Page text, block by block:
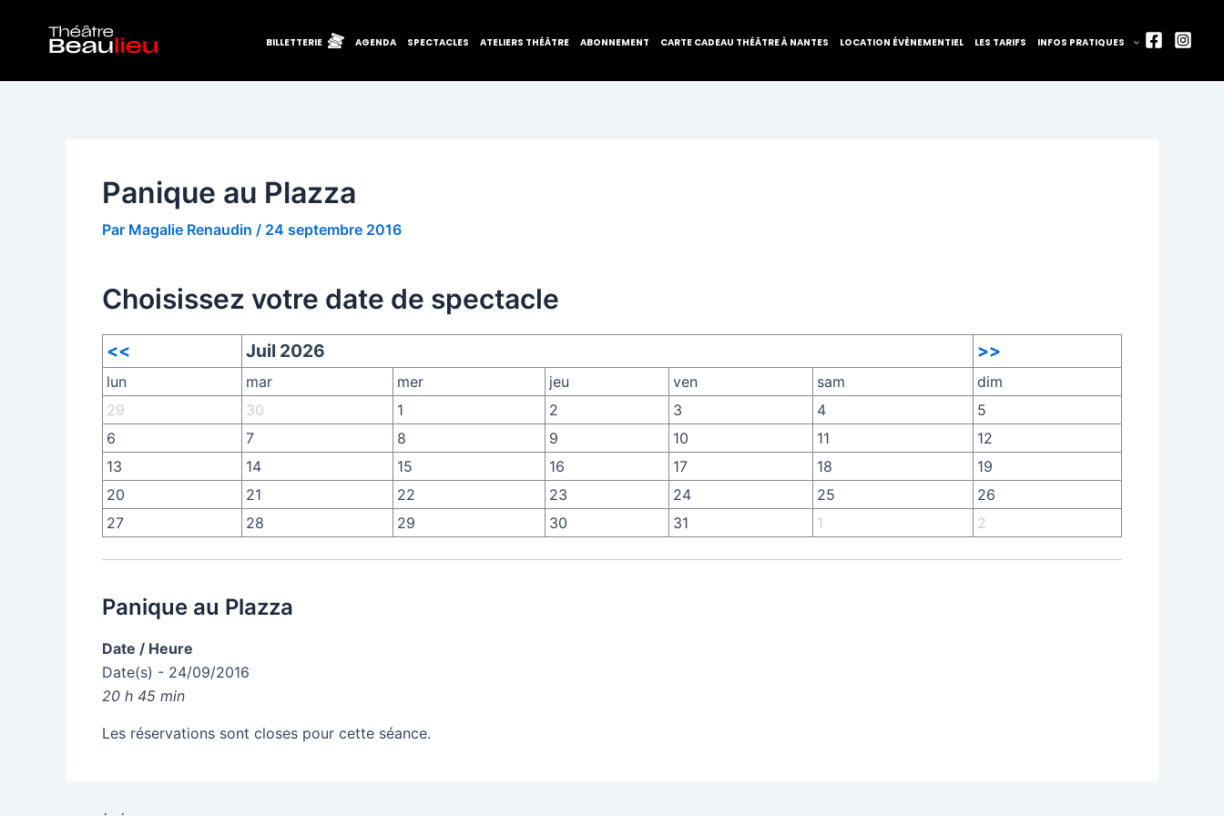
contenu
BILLETTERIE AGENDA SPECTACLES ATELIERS THÉÂTRE ABONNEMENT CARTE CADEAU THÉÂTRE À NANTES LOCATION ÉVÈNEMENTIEL LES TARIFS INFOS PRATIQUES
Panique au Plazza
Par Magalie Renaudin / 24 septembre 2016
Choisissez votre date de spectacle
<< Juil 2026 >>
lun mar mer jeu ven sam
dim
29
30 1 2 3 4
5
6
7 8 9 10 11
12
13
14 15 16 17 18
19
20
21 22 23 24 25
26
27
28 29 30 31 1 2
Panique au Plazza
Date / Heure
Date(s) - 24/09/2016
20 h 45 min
Les réservations sont closes pour cette séance.
des
articles